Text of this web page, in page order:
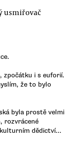
usmiřovač
zpočátku i s euforií.
že to bylo
byla prostě velmi
rozvrácené
dědictví...